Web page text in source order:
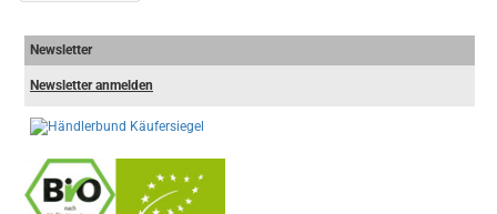
Newsletter
Newsletter anmelden